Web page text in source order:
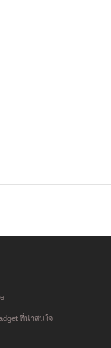
ที่น่าสนใจ